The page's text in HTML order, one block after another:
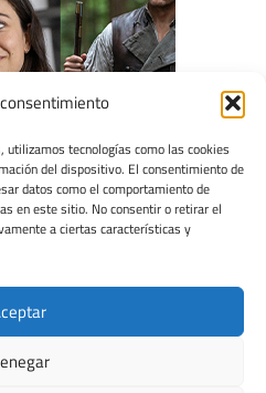
utilizamos tecnologías como las cookies
del dispositivo. El consentimiento de
datos como el comportamiento de
en este sitio. No consentir o retirar el
a ciertas características y